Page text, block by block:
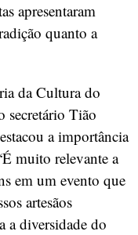
apresentaram
quanto a
da Cultura do
secretário Tião
a importância
muito relevante a
em um evento que
artesãos
a diversidade do